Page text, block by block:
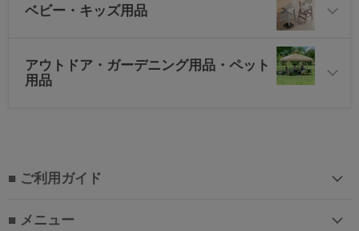
ベビー・キッズ用品
アウトドア・ガーデニング用品・ペット
用品
■ ご利用ガイド
■ メニュー